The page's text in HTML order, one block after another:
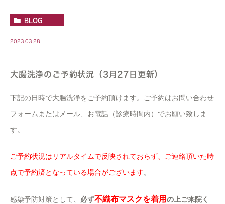
BLOG
2023.03.28
大腸洗浄のご予約状況（3月27日更新）
下記の日時で大腸洗浄をご予約頂けます。ご予約はお問い合わせ
フォームまたはメール、お電話（診療時間内）でお願い致しま
す。
ご予約状況はリアルタイムで反映されておらず、ご連絡頂いた時
点で予約済となっている場合がございます。
感染予防対策として、 必ず不織布マスクを着用の上ご来院く